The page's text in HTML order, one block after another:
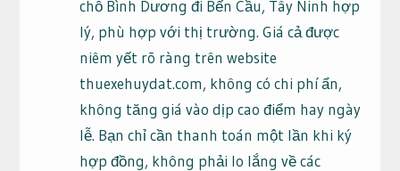
chỗ Bình Dương đi Bến Cầu, Tây Ninh hợp
lý, phù hợp với thị trường. Giá cả được
niêm yết rõ ràng trên website
thuexehuydat.com, không có chi phí ẩn,
không tăng giá vào dịp cao điểm hay ngày
lễ. Bạn chỉ cần thanh toán một lần khi ký
hợp đồng, không phải lo lắng về các